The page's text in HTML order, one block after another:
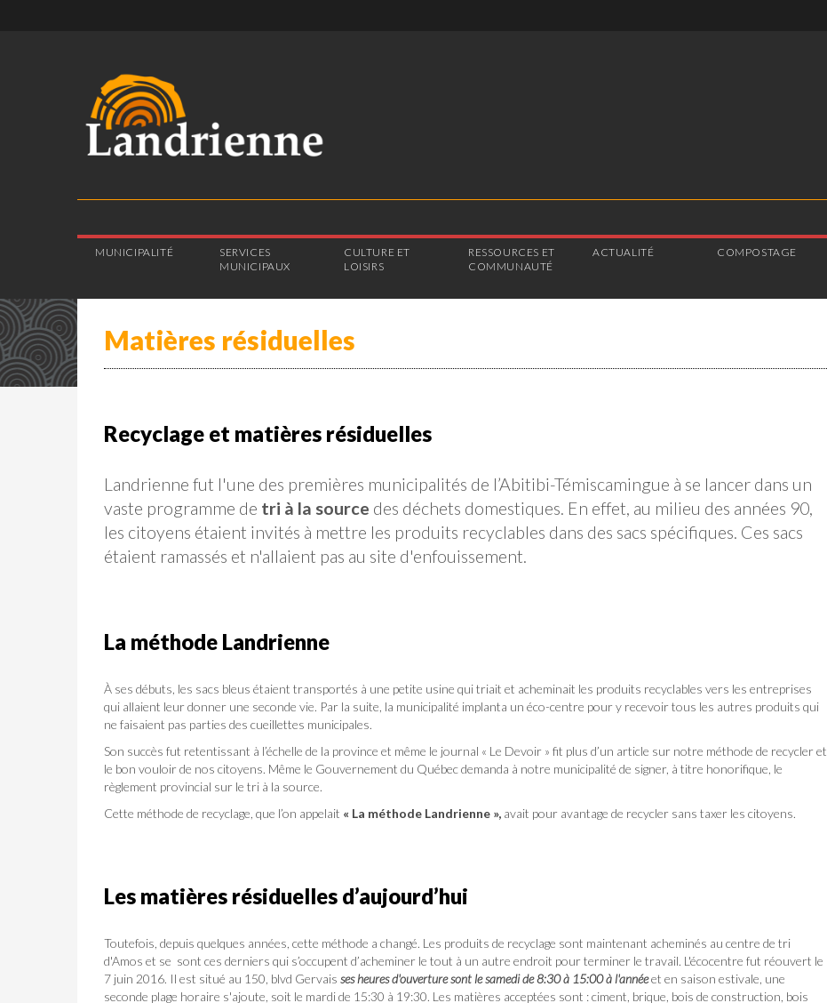
MUNICIPALITÉ
SERVICES
MUNICIPAUX
CULTURE ET
LOISIRS
RESSOURCES ET
COMMUNAUTÉ
ACTUALITÉ COMPOSTAGE
Matières résiduelles
Recyclage et matières résiduelles
Landrienne fut l'une des premières municipalités de l’Abitibi-Témiscamingue à se lancer dans un
vaste programme de tri à la source des déchets domestiques. En effet, au milieu des années 90,
les citoyens étaient invités à mettre les produits recyclables dans des sacs spécifiques. Ces sacs
étaient ramassés et n'allaient pas au site d'enfouissement.
La méthode Landrienne
À ses débuts, les sacs bleus étaient transportés à une petite usine qui triait et acheminait les produits recyclables vers les entreprises
qui allaient leur donner une seconde vie. Par la suite, la municipalité implanta un éco-centre pour y recevoir tous les autres produits qui
ne faisaient pas parties des cueillettes municipales.
Son succès fut retentissant à l’échelle de la province et même le journal « Le Devoir » fit plus d’un article sur notre méthode de recycler et
le bon vouloir de nos citoyens. Même le Gouvernement du Québec demanda à notre municipalité de signer, à titre honorifique, le
règlement provincial sur le tri à la source.
Cette méthode de recyclage, que l’on appelait « La méthode Landrienne », avait pour avantage de recycler sans taxer les citoyens.
Les matières résiduelles d’aujourd’hui
Toutefois, depuis quelques années, cette méthode a changé. Les produits de recyclage sont maintenant acheminés au centre de tri
d'Amos et se sont ces derniers qui s’occupent d’acheminer le tout à un autre endroit pour terminer le travail. L'écocentre fut réouvert le
7 juin 2016. Il est situé au 150, blvd Gervais ses heures d'ouverture sont le samedi de 8:30 à 15:00 à l'annéeet en saison estivale, une
seconde plage horaire s'ajoute, soit le mardi de 15:30 à 19:30. Les matières acceptées sont : ciment, brique, bois de construction, bois